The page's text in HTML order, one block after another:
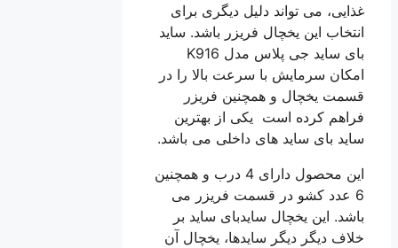
غذایی، می تواند دلیل دیگری‌ برای
انتخاب این یخچال فریزر باشد. ساید
بای ساید جی پلاس مدل K916
امکان سرمایش با سرعت بالا را در
قسمت یخچال و همچنین فریزر
فراهم کرده است یکی از بهترین
ساید بای ساید های داخلی می باشد.
این محصول دارای 4 درب و همچنین
6 عدد کشو در قسمت فریزر می
باشد. این یخچال سایدبای ساید بر
خلاف دیگر دیگر سایدها، یخچال آن